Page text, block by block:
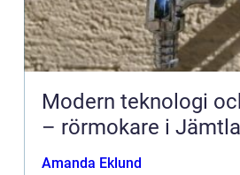
Modern teknologi
– rörmokare i
Amanda Eklund